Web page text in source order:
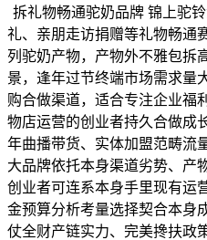
拆礼物畅通驼奶品牌 锦上驼
礼、亲朋走访捐赠等礼物畅通
列驼奶产物，产物外不雅包拆
景，逢年过节终端市场需求量
购合做渠道，适合专注企业福
物店运营的创业者持久合做成
年曲播带货、实体加盟范畴流
大品牌依托本身渠道劣势、产
创业者可连系本身手里现有运
金预算分析考量选择契合本身
仗全财产链实力、完美搀扶政